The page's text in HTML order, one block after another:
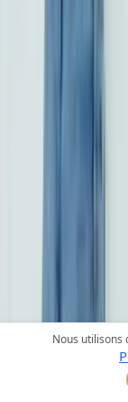
Traitements
Nos
Nous utilisons